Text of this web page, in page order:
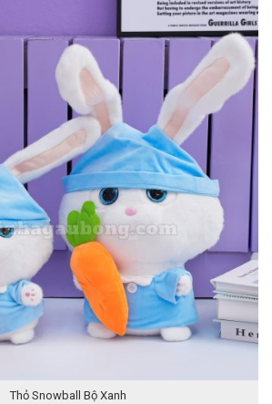
Thỏ Snowball Bộ Xanh